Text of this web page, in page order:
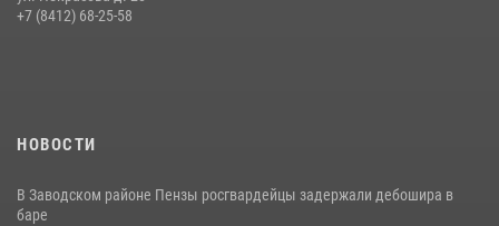
В Пензе сотрудники Росгвардии обезвредили артиллерийский
+7 (8412) 68-25-58
НОВОСТИ
В Заводском районе Пензы росгвардейцы задержали дебошира в
баре